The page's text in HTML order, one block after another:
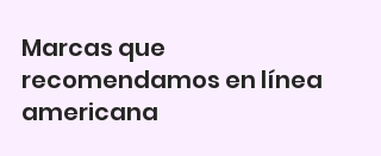
Marcas que
recomendamos en línea
americana